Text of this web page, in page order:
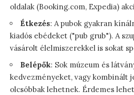
oldalak (Booking.com, Expedia)
Étkezés: A pubok gyakran
kiadós ebédeket ("pub grub"). A
vásárolt élelmiszerekkel is sokat
Belépők: Sok múzeum és
kedvezményeket, vagy kombinált
olcsóbbak lehetnek. Érdemes